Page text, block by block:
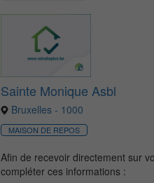
Sainte Monique Asbl
Bruxelles - 1000
MAISON DE REPOS
Afin de recevoir directement sur
compléter ces informations :